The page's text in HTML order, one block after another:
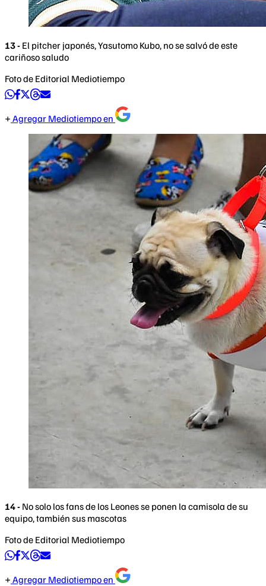
13 - El pitcher japonés, Yasutomo Kubo, no se salvó de este
cariñoso saludo
Foto de Editorial Mediotiempo
Agregar Mediotiempo en
14 - No solo los fans de los Leones se ponen la camisola de su
equipo, también sus mascotas
Foto de Editorial Mediotiempo
Agregar Mediotiempo en